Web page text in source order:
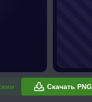
Скачать PNG